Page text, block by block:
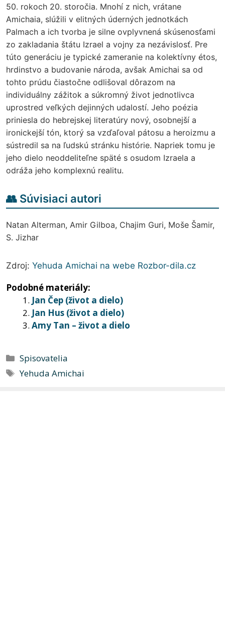
50. rokoch 20. storočia. Mnohí z nich, vrátane
Amichaia, slúžili v elitných úderných jednotkách
Palmach a ich tvorba je silne ovplyvnená skúsenosťami
zo zakladania štátu Izrael a vojny za nezávislosť. Pre
túto generáciu je typické zameranie na kolektívny étos,
hrdinstvo a budovanie národa, avšak Amichai sa od
tohto prúdu čiastočne odlišoval dôrazom na
individuálny zážitok a súkromný život jednotlivca
uprostred veľkých dejinných udalostí. Jeho poézia
priniesla do hebrejskej literatúry nový, osobnejší a
ironickejší tón, ktorý sa vzďaľoval pátosu a heroizmu a
sústredil sa na ľudskú stránku histórie. Napriek tomu je
jeho dielo neoddeliteľne späté s osudom Izraela a
odráža jeho komplexnú realitu.
👥 Súvisiaci autori
Natan Alterman, Amir Gilboa, Chajim Guri, Moše Šamir,
S. Jizhar
Zdroj: Yehuda Amichai na webe Rozbor-dila.cz
Podobné materiály:
Jan Čep (život a dielo)
Jan Hus (život a dielo)
Amy Tan – život a dielo
Kategórie
Spisovatelia
Značky
Yehuda Amichai